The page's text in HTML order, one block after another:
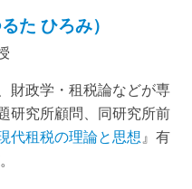
た ひろみ）
財政学・租税論などが専
研究所顧問、同研究所前
代租税の理論と思想』有